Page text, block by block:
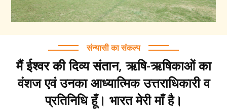
संन्यासी का संकल्प
मैं ईश्वर की दिव्य संतान, ऋषि-ऋषिकाओं का
वंशज एवं उनका आध्यात्मिक उत्तराधिकारी व
प्रतिनिधि हूँ। भारत मेरी माँ है।